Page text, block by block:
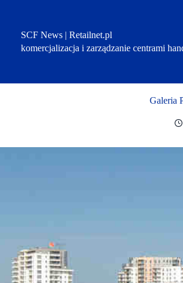
SCF News | Retailnet.pl
komercjalizacja i zarządzanie centrami
Galeria